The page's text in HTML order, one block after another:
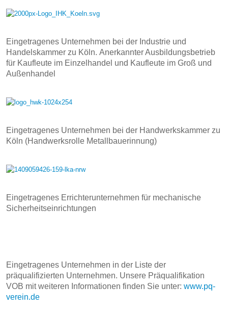
Eingetragenes Unternehmen bei der Industrie und
Handelskammer zu Köln. Anerkannter Ausbildungsbetrieb
für Kaufleute im Einzelhandel und Kaufleute im Groß und
Außenhandel
Eingetragenes Unternehmen bei der Handwerkskammer zu
Köln (Handwerksrolle Metallbauerinnung)
Eingetragenes Errichterunternehmen für mechanische
Sicherheitseinrichtungen
Eingetragenes Unternehmen in der Liste der
präqualifizierten Unternehmen. Unsere Präqualifikation
VOB mit weiteren Informationen finden Sie unter: www.pq-
verein.de